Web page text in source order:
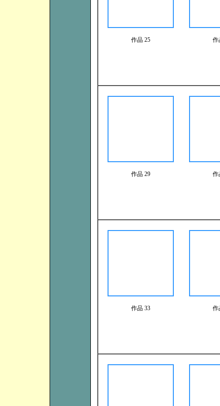
作品 25 作
作品 29 作
作品 33 作